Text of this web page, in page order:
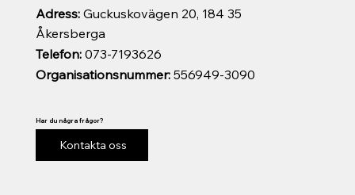
Organisationsnummer:556949-3090
Telefon:073-7193626
Adress: Guckuskovägen 20, 184 35
Åkersberga
Har du några frågor?
Kontakta oss